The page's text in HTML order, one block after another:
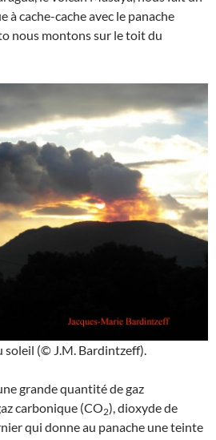
à cache-cache avec le panache
nous montons sur le toit du
soleil (© J.M. Bardintzeff).
grande quantité de gaz
carbonique (CO2), dioxyde de
qui donne au panache une teinte